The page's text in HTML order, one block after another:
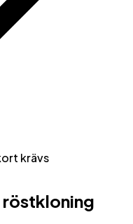
krävs
röstkloning